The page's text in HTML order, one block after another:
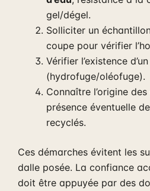
gel/dégel.
Solliciter un
coupe pour vérifier
Vérifier l’existence
(hydrofuge/oléofuge).
Connaître l’origine
présence éventuelle
recyclés.
Ces démarches évitent les
dalle posée. La confiance
doit être appuyée par des